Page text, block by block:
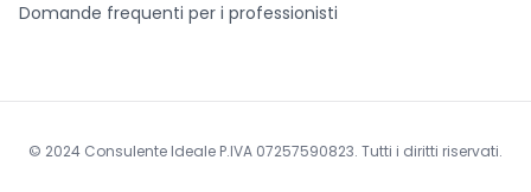
Domande frequenti per i professionisti
© 2024 Consulente Ideale P.IVA 07257590823. Tutti i diritti riservati.